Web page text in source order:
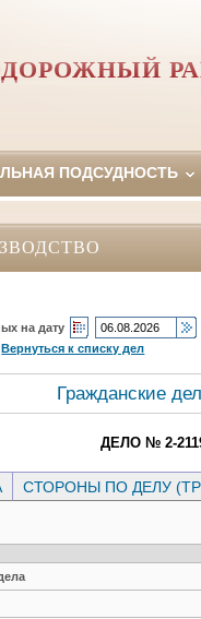
ПОДСУДНОСТЬ
на дату
Вернуться к списку дел
Гражданские
ДЕЛО № 2-
СТОРОНЫ ПО ДЕЛУ